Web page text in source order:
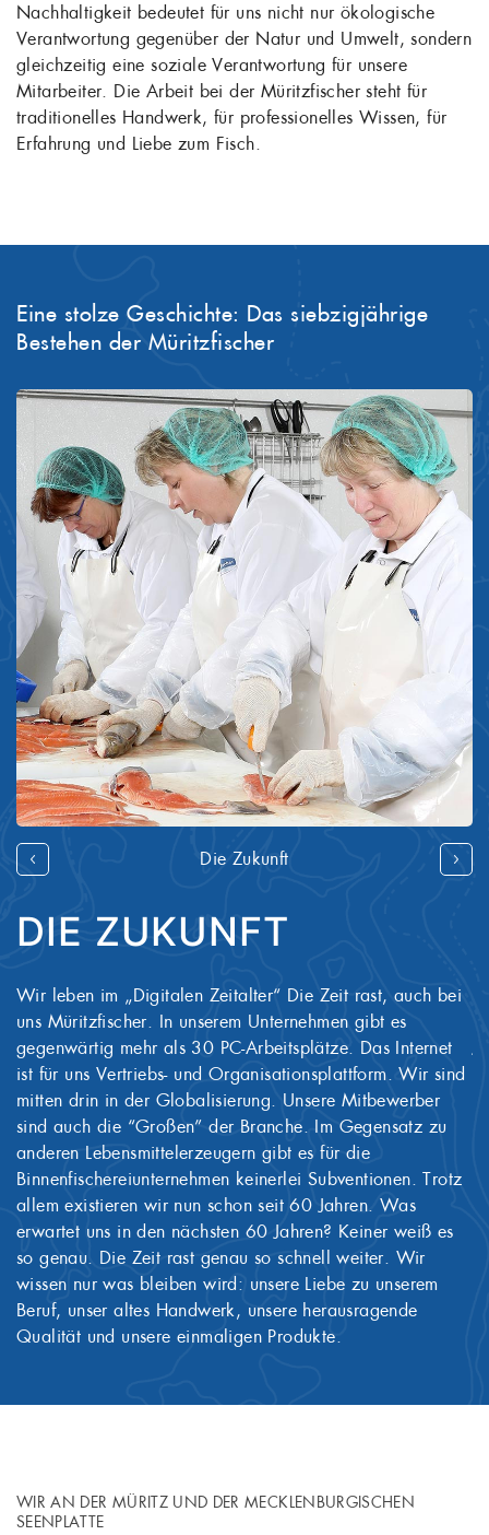
Nachhaltigkeit bedeutet für uns nicht nur ökologische
Verantwortung gegenüber der Natur und Umwelt, sondern
gleichzeitig eine soziale Verantwortung für unsere
Mitarbeiter. Die Arbeit bei der Müritzfischer steht für
traditionelles Handwerk, für professionelles Wissen, für
Erfahrung und Liebe zum Fisch.
Eine stolze Geschichte: Das siebzigjährige
Bestehen der Müritzfischer
Die Zukunft
DIE ZUKUNFT
Wir leben im „Digitalen Zeitalter“ Die Zeit rast, auch bei
uns Müritzfischer. In unserem Unternehmen gibt es
gegenwärtig mehr als 30 PC-Arbeitsplätze. Das Internet
ist für uns Vertriebs- und Organisationsplattform. Wir sind
mitten drin in der Globalisierung. Unsere Mitbewerber
sind auch die “Großen” der Branche. Im Gegensatz zu
anderen Lebensmittelerzeugern gibt es für die
Binnenfischereiunternehmen keinerlei Subventionen. Trotz
allem existieren wir nun schon seit 60 Jahren. Was
erwartet uns in den nächsten 60 Jahren? Keiner weiß es
so genau. Die Zeit rast genau so schnell weiter. Wir
wissen nur was bleiben wird: unsere Liebe zu unserem
Beruf, unser altes Handwerk, unsere herausragende
Qualität und unsere einmaligen Produkte.
WIR AN DER MÜRITZ UND DER MECKLENBURGISCHEN
SEENPLATTE